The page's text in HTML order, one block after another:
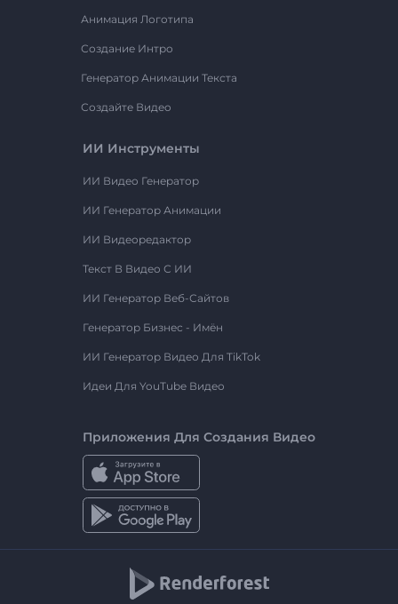
Анимация Логотипа
Создание Интро
Генератор Анимации Текста
Создайте Видео
ИИ Инструменты
ИИ Видео Генератор
ИИ Генератор Анимации
ИИ Видеоредактор
Текст В Видео С ИИ
ИИ Генератор Веб-Сайтов
Генератор Бизнес - Имён
ИИ Генератор Видео Для TikTok
Идеи Для YouTube Видео
Приложения Для Создания Видео